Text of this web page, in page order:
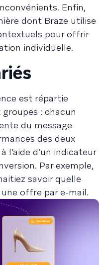
Enfin,
dont Braze utilise
pour offrir
individuelle.
est répartie
: chacun
du message
des deux
l’aide d’un indicateur
Par exemple,
savoir quelle
offre par e-mail.